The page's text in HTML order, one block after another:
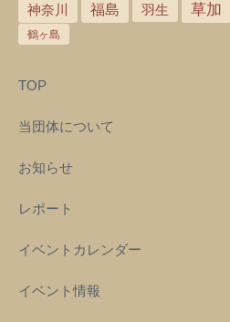
神奈川 福島 羽生 草加
鶴ヶ島
TOP
当団体について
お知らせ
レポート
イベントカレンダー
イベント情報